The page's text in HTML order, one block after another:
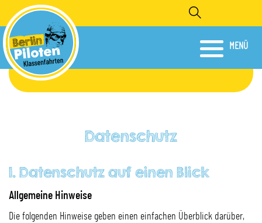
zum
Inhalt
Search
MENÜ
Datenschutz
1. Datenschutz auf einen Blick
Allgemeine Hinweise
Die folgenden Hinweise geben einen einfachen Überblick darüber,